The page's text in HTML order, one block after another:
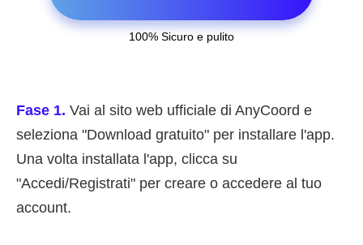
100% Sicuro e pulito
Fase 1. Vai al sito web ufficiale di AnyCoord e
seleziona "Download gratuito" per installare l'app.
Una volta installata l'app, clicca su
"Accedi/Registrati" per creare o accedere al tuo
account.